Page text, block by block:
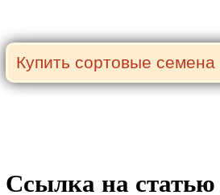
Ссылка на